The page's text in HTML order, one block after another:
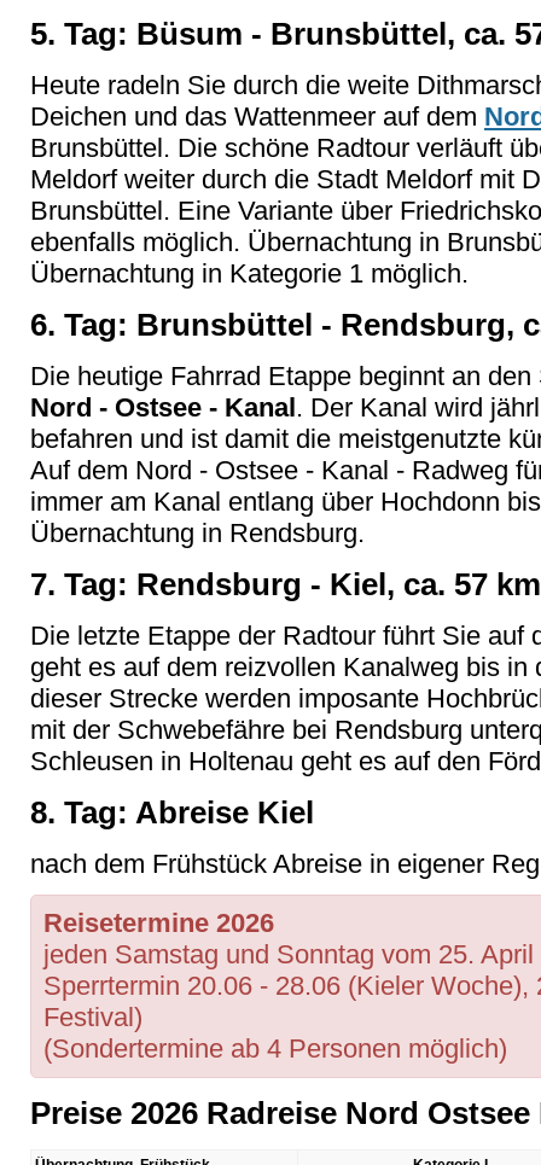
5. Tag: Büsum - Brunsbüttel, ca.
Heute radeln Sie durch die weite
Deichen und das Wattenmeer auf dem
Brunsbüttel. Die schöne Radtour verläuft
Meldorf weiter durch die Stadt Meldorf mit
Brunsbüttel. Eine Variante über
ebenfalls möglich. Übernachtung in
Übernachtung in Kategorie 1 möglich.
6. Tag: Brunsbüttel - Rendsburg,
Die heutige Fahrrad Etappe beginnt an
Nord - Ostsee - Kanal . Der Kanal wird
befahren und ist damit die meistgenutzte
Auf dem Nord - Ostsee - Kanal - Radweg
immer am Kanal entlang über Hochdonn
Übernachtung in Rendsburg.
7. Tag: Rendsburg - Kiel, ca. 57 km
Die letzte Etappe der Radtour führt Sie auf
geht es auf dem reizvollen Kanalweg bis
dieser Strecke werden imposante
mit der Schwebefähre bei Rendsburg
Schleusen in Holtenau geht es auf den
8. Tag: Abreise Kiel
nach dem Frühstück Abreise in eigener
Reisetermine 2026
jeden Samstag und Sonntag vom 25.
Sperrtermin 20.06 - 28.06 (Kieler Woche),
Festival)
(Sondertermine ab 4 Personen möglich)
Preise 2026 Radreise Nord Ostsee